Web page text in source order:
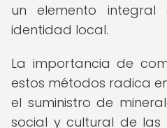
un elemento
identidad local.
La importancia de
estos métodos radica
el suministro de
social y cultural de las